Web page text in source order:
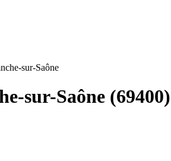
sur-Saône
sur-Saône (69400)